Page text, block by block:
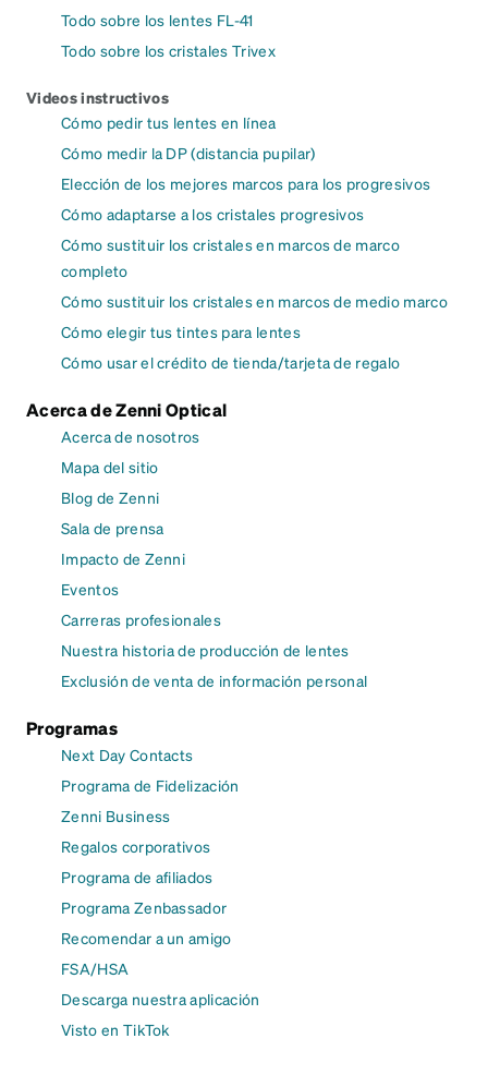
Todo sobre los lentes FL-41
Todo sobre los cristales Trivex
Videos instructivos
Cómo pedir tus lentes en línea
Cómo medir la DP (distancia pupilar)
Elección de los mejores marcos para los progresivos
Cómo adaptarse a los cristales progresivos
Cómo sustituir los cristales en marcos de marco
completo
Cómo sustituir los cristales en marcos de medio marco
Cómo elegir tus tintes para lentes
Cómo usar el crédito de tienda/tarjeta de regalo
Acerca de Zenni Optical
Acerca de nosotros
Mapa del sitio
Blog de Zenni
Sala de prensa
Impacto de Zenni
Eventos
Carreras profesionales
Nuestra historia de producción de lentes
Exclusión de venta de información personal
Programas
Next Day Contacts
Programa de Fidelización
Zenni Business
Regalos corporativos
Programa de afiliados
Programa Zenbassador
Recomendar a un amigo
FSA/HSA
Descarga nuestra aplicación
Visto en TikTok